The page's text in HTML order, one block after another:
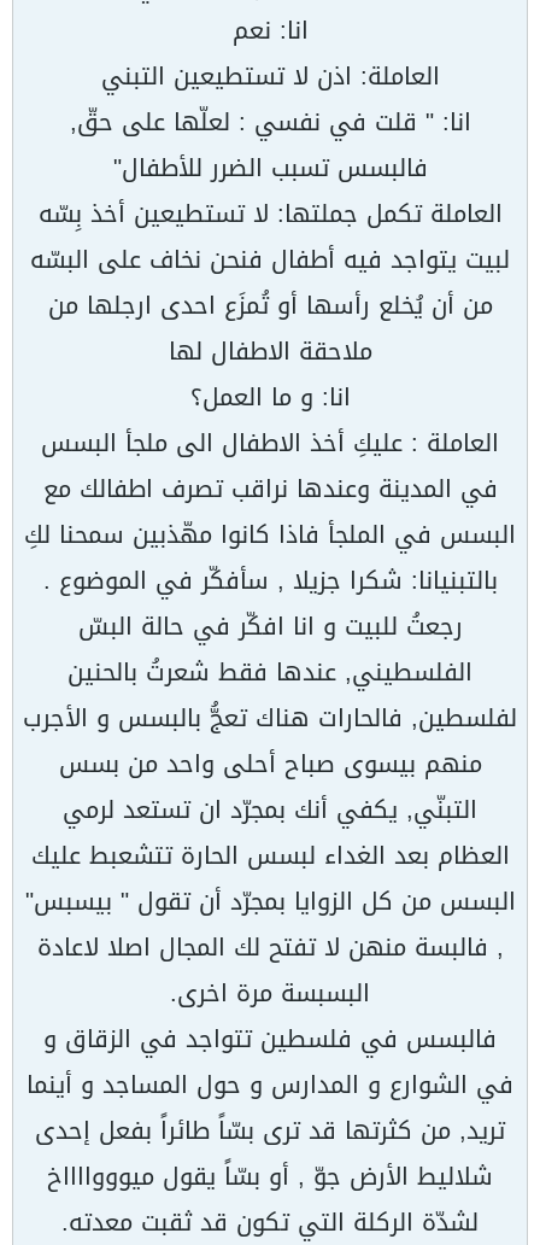
انا: نعم
العاملة: اذن لا تستطيعين التبني
انا: " قلت في نفسي : لعلّها على حقّ,
فالبسس تسبب الضرر للأطفال"
العاملة تكمل جملتها: لا تستطيعين أخذ بِسّه
لبيت يتواجد فيه أطفال فنحن نخاف على البسّه
من أن يُخلع رأسها أو تُمزَع احدى ارجلها من
ملاحقة الاطفال لها
انا: و ما العمل؟
العاملة : عليكِ أخذ الاطفال الى ملجأ البسس
في المدينة وعندها نراقب تصرف اطفالك مع
البسس في الملجأ فاذا كانوا مهّذبين سمحنا لكِ
بالتبنيانا: شكرا جزيلا , سأفكّر في الموضوع .
رجعتُ للبيت و انا افكّر في حالة البسّ
الفلسطيني, عندها فقط شعرتُ بالحنين
لفلسطين, فالحارات هناك تعجُّ بالبسس و الأجرب
منهم بيسوى صباح أحلى واحد من بسس
التبنّي, يكفي أنك بمجرّد ان تستعد لرمي
العظام بعد الغداء لبسس الحارة تتشعبط عليك
البسس من كل الزوايا بمجرّد أن تقول " بيسبس"
, فالبسة منهن لا تفتح لك المجال اصلا لاعادة
البسبسة مرة اخرى.
فالبسس في فلسطين تتواجد في الزقاق و
في الشوارع و المدارس و حول المساجد و أينما
تريد, من كثرتها قد ترى بسّاً طائراً بفعل إحدى
شلاليط الأرض جوّ , أو بسّاً يقول ميوووااااخ
لشدّة الركلة التي تكون قد ثقبت معدته.